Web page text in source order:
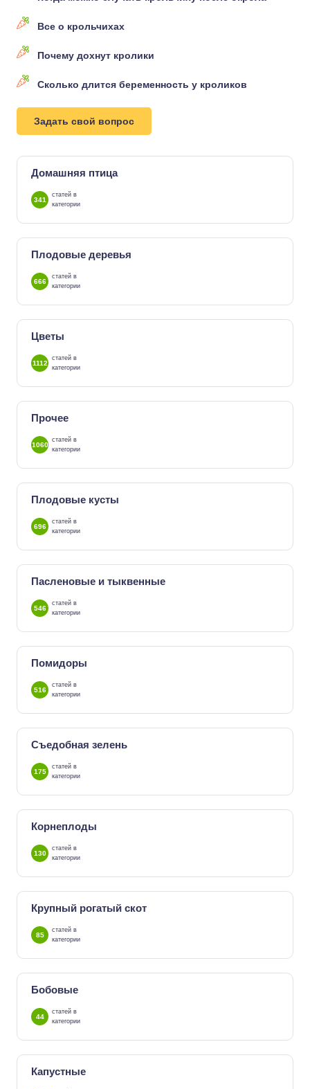
Все о крольчихах
Почему дохнут кролики
Сколько длится беременность у кроликов
Задать свой вопрос
Домашняя птица
341
статей в
категории
Плодовые деревья
666
статей в
категории
Цветы
1112
статей в
категории
Прочее
1060
статей в
категории
Плодовые кусты
696
статей в
категории
Пасленовые и тыквенные
546
статей в
категории
Помидоры
516
статей в
категории
Съедобная зелень
175
статей в
категории
Корнеплоды
130
статей в
категории
Крупный рогатый скот
85
статей в
категории
Бобовые
44
статей в
категории
Капустные